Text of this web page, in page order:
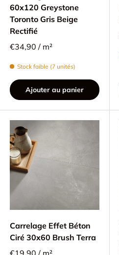
60x120 Greystone
Toronto Gris Beige
Rectifié
€34,90 / m²
Stock faible (7 unités)
Ajouter au panier
Carrelage Effet Béton
Ciré 30x60 Brush Terra
€19,90 / m²